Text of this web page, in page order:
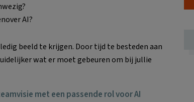
AI?
beeld te krijgen. Door tijd te besteden aan
wat er moet gebeuren om bij jullie
met een passende rol voor AI